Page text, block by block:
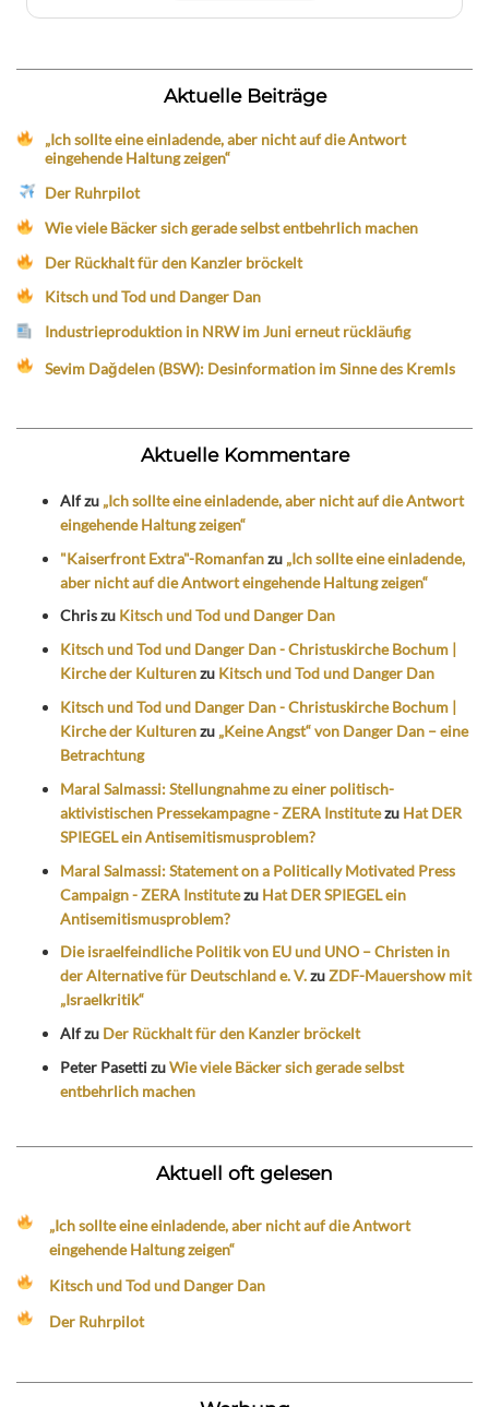
Aktuelle Beiträge
„Ich sollte eine einladende, aber nicht auf die Antwort
eingehende Haltung zeigen“
Der Ruhrpilot
Wie viele Bäcker sich gerade selbst entbehrlich machen
Der Rückhalt für den Kanzler bröckelt
Kitsch und Tod und Danger Dan
Industrieproduktion in NRW im Juni erneut rückläufig
Sevim Dağdelen (BSW): Desinformation im Sinne des Kremls
Aktuelle Kommentare
Alfzu „Ich sollte eine einladende, aber nicht auf die Antwort
eingehende Haltung zeigen“
"Kaiserfront Extra"-Romanfanzu „Ich sollte eine einladende,
aber nicht auf die Antwort eingehende Haltung zeigen“
Chriszu Kitsch und Tod und Danger Dan
Kitsch und Tod und Danger Dan - Christuskirche Bochum |
Kirche der Kulturenzu Kitsch und Tod und Danger Dan
Kitsch und Tod und Danger Dan - Christuskirche Bochum |
Kirche der Kulturenzu „Keine Angst“ von Danger Dan – eine
Betrachtung
Maral Salmassi: Stellungnahme zu einer politisch-
aktivistischen Pressekampagne - ZERA Institutezu Hat DER
SPIEGEL ein Antisemitismusproblem?
Maral Salmassi: Statement on a Politically Motivated Press
Campaign - ZERA Institutezu Hat DER SPIEGEL ein
Antisemitismusproblem?
Die israelfeindliche Politik von EU und UNO – Christen in
der Alternative für Deutschland e. V.zuZDF-Mauershow mit
„Israelkritik“
Alfzu Der Rückhalt für den Kanzler bröckelt
Peter PasettizuWie viele Bäcker sich gerade selbst
entbehrlich machen
Aktuell oft gelesen
„Ich sollte eine einladende, aber nicht auf die Antwort
eingehende Haltung zeigen“
Kitsch und Tod und Danger Dan
Der Ruhrpilot